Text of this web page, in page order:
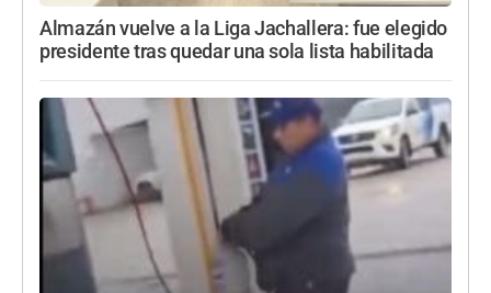
Almazán vuelve a la Liga Jachallera: fue elegido
presidente tras quedar una sola lista habilitada